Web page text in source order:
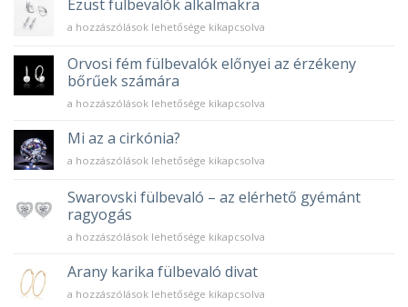
bejegyzéshez
Ezüst fülbevalók alkalmakra
Ezüst
alkalmakra
bejegyzéshez
a hozzászólások lehetősége kikapcsolva
Orvosi fém fülbevalók előnyei az érzékeny
bőrűek számára
Orvosi
fülbevalók
az
bőrűek
számára
bejegyzéshez
a hozzászólások lehetősége kikapcsolva
Mi az a cirkónia?
Mi
a
cirkónia?
bejegyzéshez
a hozzászólások lehetősége kikapcsolva
Swarovski fülbevaló – az elérhető gyémánt
ragyogás
Swarovski
–
elérhető
a hozzászólások lehetősége kikapcsolva
Arany karika fülbevaló divat
Arany
a hozzászólások lehetősége kikapcsolva